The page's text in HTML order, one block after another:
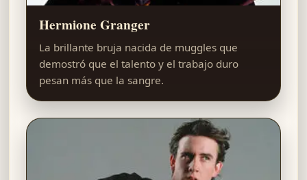
Hermione Granger
La brillante bruja nacida de muggles que
demostró que el talento y el trabajo duro
pesan más que la sangre.